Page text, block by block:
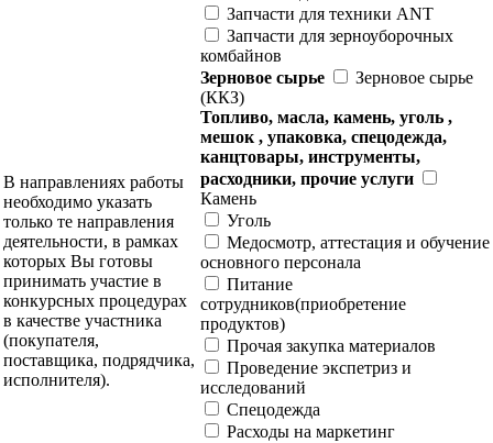
В направлениях работы
необходимо указать
только те направления
деятельности, в рамках
которых Вы готовы
принимать участие в
конкурсных процедурах
в качестве участника
(покупателя,
поставщика, подрядчика,
исполнителя).
Запчасти для техники ANT
Запчасти для зерноуборочных
комбайнов
Зерновое сырье
Зерновое сырье
(ККЗ)
Топливо, масла, камень, уголь ,
мешок , упаковка, спецодежда,
канцтовары, инструменты,
расходники, прочие услуги
Камень
Уголь
Медосмотр, аттестация и обучение
основного персонала
Питание
сотрудников(приобретение
продуктов)
Прочая закупка материалов
Проведение экспетриз и
исследований
Спецодежда
Расходы на маркетинг